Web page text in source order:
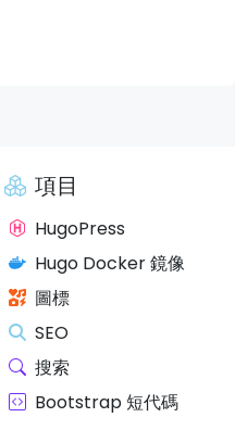
項目
HugoPress
Hugo Docker 鏡像
圖標
SEO
搜索
Bootstrap 短代碼